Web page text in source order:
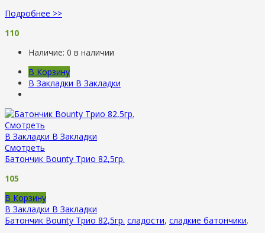
Подробнее >>
110
Наличие: 0 в наличии
В Корзину
В Закладки В Закладки
Смотреть
В Закладки В Закладки
Смотреть
Батончик Bounty Трио 82,5гр.
105
В Корзину
В Закладки В Закладки
Батончик Bounty Трио 82,5гр. сладости, сладкие батончики.